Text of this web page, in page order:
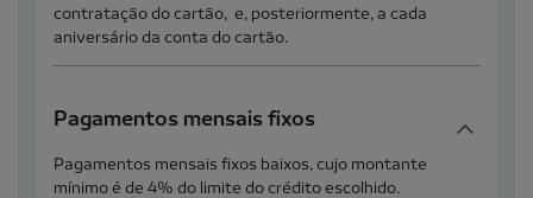
contratação do cartão, e, posteriormente, a cada
aniversário da conta do cartão.
Pagamentos mensais fixos
Pagamentos mensais fixos baixos, cujo montante
mínimo é de 4% do limite do crédito escolhido.